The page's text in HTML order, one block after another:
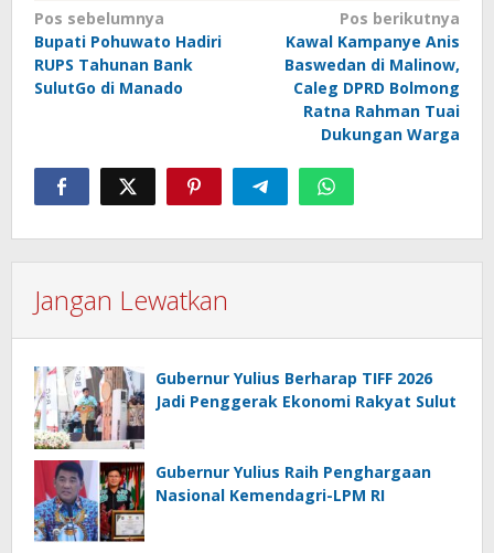
Navigasi
pos
Pos sebelumnya
Bupati Pohuwato Hadiri
RUPS Tahunan Bank
SulutGo di Manado
Pos berikutnya
Kawal Kampanye Anis
Baswedan di Malinow,
Caleg DPRD Bolmong
Ratna Rahman Tuai
Dukungan Warga
Jangan Lewatkan
Gubernur Yulius Berharap TIFF 2026
Jadi Penggerak Ekonomi Rakyat Sulut
Gubernur Yulius Raih Penghargaan
Nasional Kemendagri-LPM RI